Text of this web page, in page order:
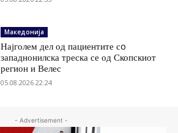
Македонија
Најголем дел од пациентите сo
западнонилска треска се од Скопскиот
регион и Велес
05.08.2026 22:24
- Advertisement -